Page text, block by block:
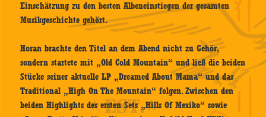
Einschätzung zu den besten Albeneinstiegen der gesamten
Musikgeschichte gehört.
Horan brachte den Titel an dem Abend nicht zu Gehör,
sondern startete mit „Old Cold Mountain“ und ließ die beiden
Stücke seiner aktuelle LP „Dreamed About Mama“ und das
Traditional „High On The Mountain“ folgen. Zwischen den
beiden Highlights des ersten Sets „Hills Of Mexiko“ sowie